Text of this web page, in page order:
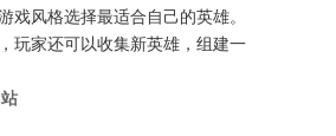
戏风格选择最适合自己的英雄。
玩家还可以收集新英雄，组建一